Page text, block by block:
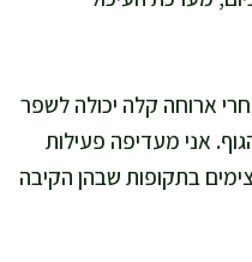
ארוחה קלה יכולה לשפר
אני מעדיפה פעילות
בתקופות שבהן הקיבה